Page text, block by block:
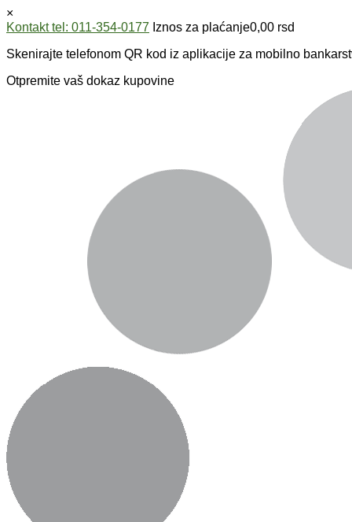
×
Kontakt tel: 011-354-0177 Iznos za plaćanje0,00 rsd
Skenirajte telefonom QR kod iz aplikacije za mobilno
Otpremite vaš dokaz kupovine